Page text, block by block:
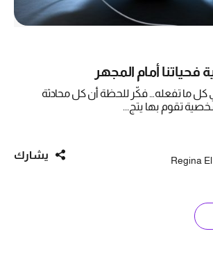
أمام المجهر
كل ما تفعله… فكّر للحظة أن كل محادثة
تقوم بها يتج...
Regina
يشارك